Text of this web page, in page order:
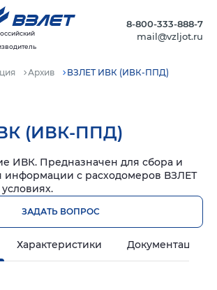
8-800-333-888-7
mail@vzljot.ru
Архив ВЗЛЕТ ИВК (ИВК-ППД)
(ИВК-ППД)
ИВК. Предназначен для сбора и
информации с расходомеров ВЗЛЕТ
ЗАДАТЬ ВОПРОС
Характеристики Документация